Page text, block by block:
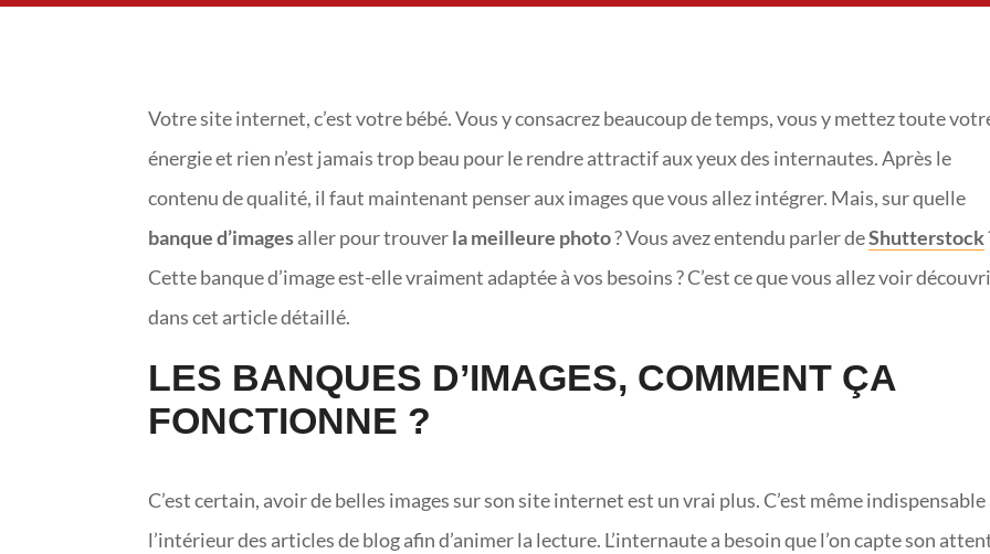
Votre site internet, c’est votre bébé. Vous y consacrez beaucoup de temps, vous y mettez toute
énergie et rien n’est jamais trop beau pour le rendre attractif aux yeux des internautes. Après le
contenu de qualité, il faut maintenant penser aux images que vous allez intégrer. Mais, sur quelle
banque d’imagesaller pour trouverla meilleure photo? Vous avez entendu parler deShutterstock
Cette banque d’image est-elle vraiment adaptée à vos besoins ? C’est ce que vous allez voir
dans cet article détaillé.
LES BANQUES D’IMAGES, COMMENT ÇA
FONCTIONNE ?
C’est certain, avoir de belles images sur son site internet est un vrai plus. C’est même indispensable
l’intérieur des articles de blog afin d’animer la lecture. L’internaute a besoin que l’on capte son